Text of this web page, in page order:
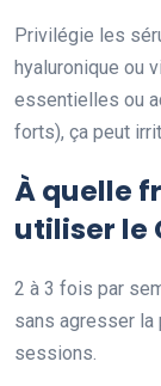
Privilégie les
hyaluronique ou
essentielles ou
forts), ça peut
À quelle
utiliser le
2 à 3 fois par
sans agresser la
sessions.